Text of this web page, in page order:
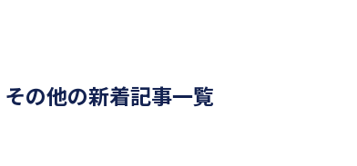
その他の新着記事一覧